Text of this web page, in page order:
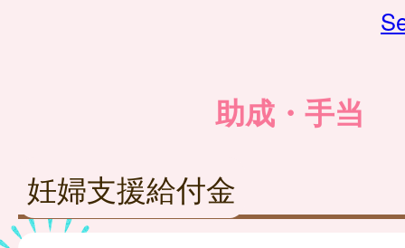
助成・手当
妊婦支援給付金